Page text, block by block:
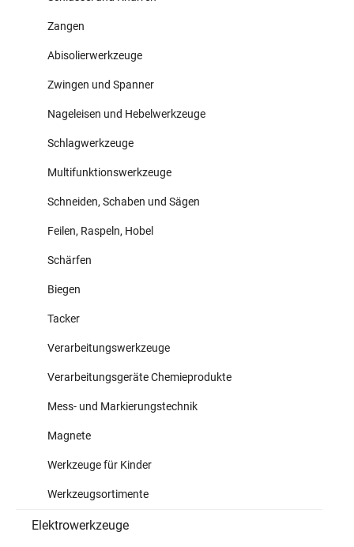
Zangen
Abisolierwerkzeuge
Zwingen und Spanner
Nageleisen und Hebelwerkzeuge
Schlagwerkzeuge
Multifunktionswerkzeuge
Schneiden, Schaben und Sägen
Feilen, Raspeln, Hobel
Schärfen
Biegen
Tacker
Verarbeitungswerkzeuge
Verarbeitungsgeräte Chemieprodukte
Mess- und Markierungstechnik
Magnete
Werkzeuge für Kinder
Werkzeugsortimente
Elektrowerkzeuge